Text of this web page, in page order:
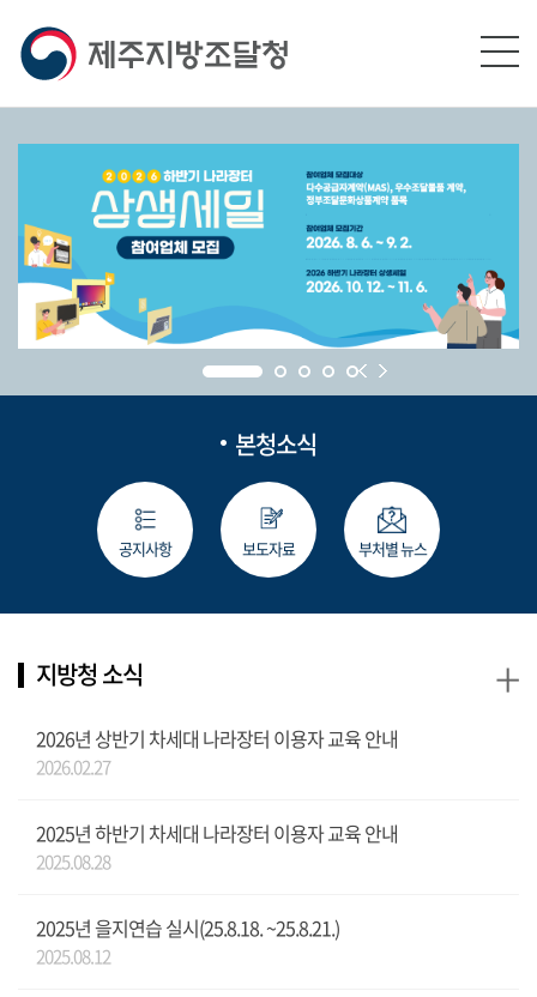
본청소식
공지사항 보도자료 부처별 뉴스
지방청 소식
2026년 상반기 차세대 나라장터 이용자 교육 안내
2026.02.27
2025년 하반기 차세대 나라장터 이용자 교육 안내
2025.08.28
2025년 을지연습 실시(25.8.18. ~25.8.21.)
2025.08.12
+